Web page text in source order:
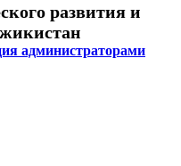
развития и
администраторами